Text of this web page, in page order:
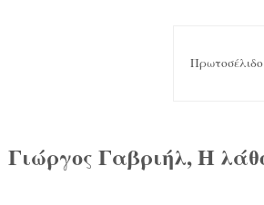
Γιώργος Γαβριήλ, Η